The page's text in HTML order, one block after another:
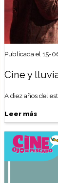
Publicada el 15-
Cine y
A diez años del
Leer más